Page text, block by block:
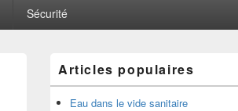
Sécurité
Articles populaires
Eau dans le vide sanitaire